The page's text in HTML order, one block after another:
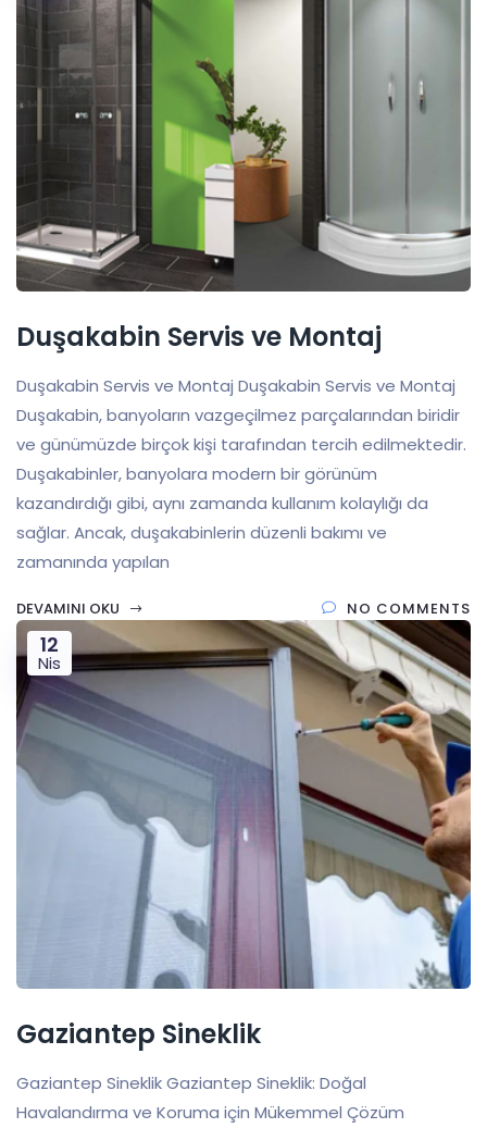
Duşakabin Servis ve Montaj
Duşakabin Servis ve Montaj Duşakabin Servis ve Montaj
Duşakabin, banyoların vazgeçilmez parçalarından biridir
ve günümüzde birçok kişi tarafından tercih edilmektedir.
Duşakabinler, banyolara modern bir görünüm
kazandırdığı gibi, aynı zamanda kullanım kolaylığı da
sağlar. Ancak, duşakabinlerin düzenli bakımı ve
zamanında yapılan
DEVAMINI OKU NO COMMENTS
12
Nis
Gaziantep Sineklik
Gaziantep Sineklik Gaziantep Sineklik: Doğal
Havalandırma ve Koruma için Mükemmel Çözüm